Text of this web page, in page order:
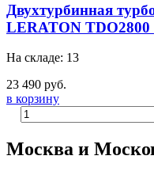
Двухтурбинная
LERATON TDO2800
На складе: 13
23 490 руб.
в корзину
Москва и